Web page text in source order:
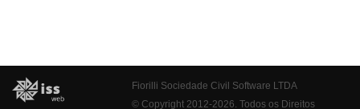
Fiorilli Sociedade Civil Software LTDA
© Copyright 2012-2026. Todos os Direitos